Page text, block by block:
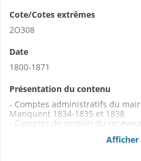
Cote/Cotes extrêmes
2O308
Date
1800-1871
Présentation du contenu
- Comptes administratifs du
Manquent 1834-1835 et 1838
- Comptes de gestion du
Afficher